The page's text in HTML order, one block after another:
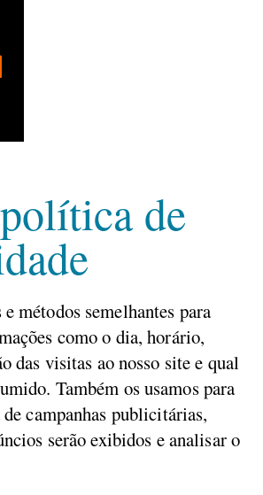
de
métodos semelhantes para
como o dia, horário,
das visitas ao nosso site e qual
Também os usamos para
campanhas publicitárias,
serão exibidos e analisar o